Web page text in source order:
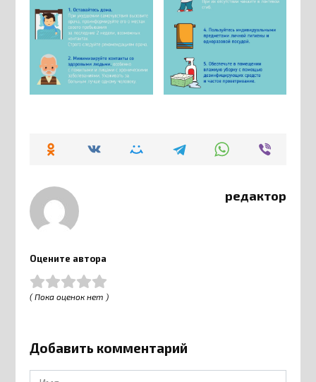
редактор
Оцените автора
( Пока оценок нет )
Добавить комментарий
Имя